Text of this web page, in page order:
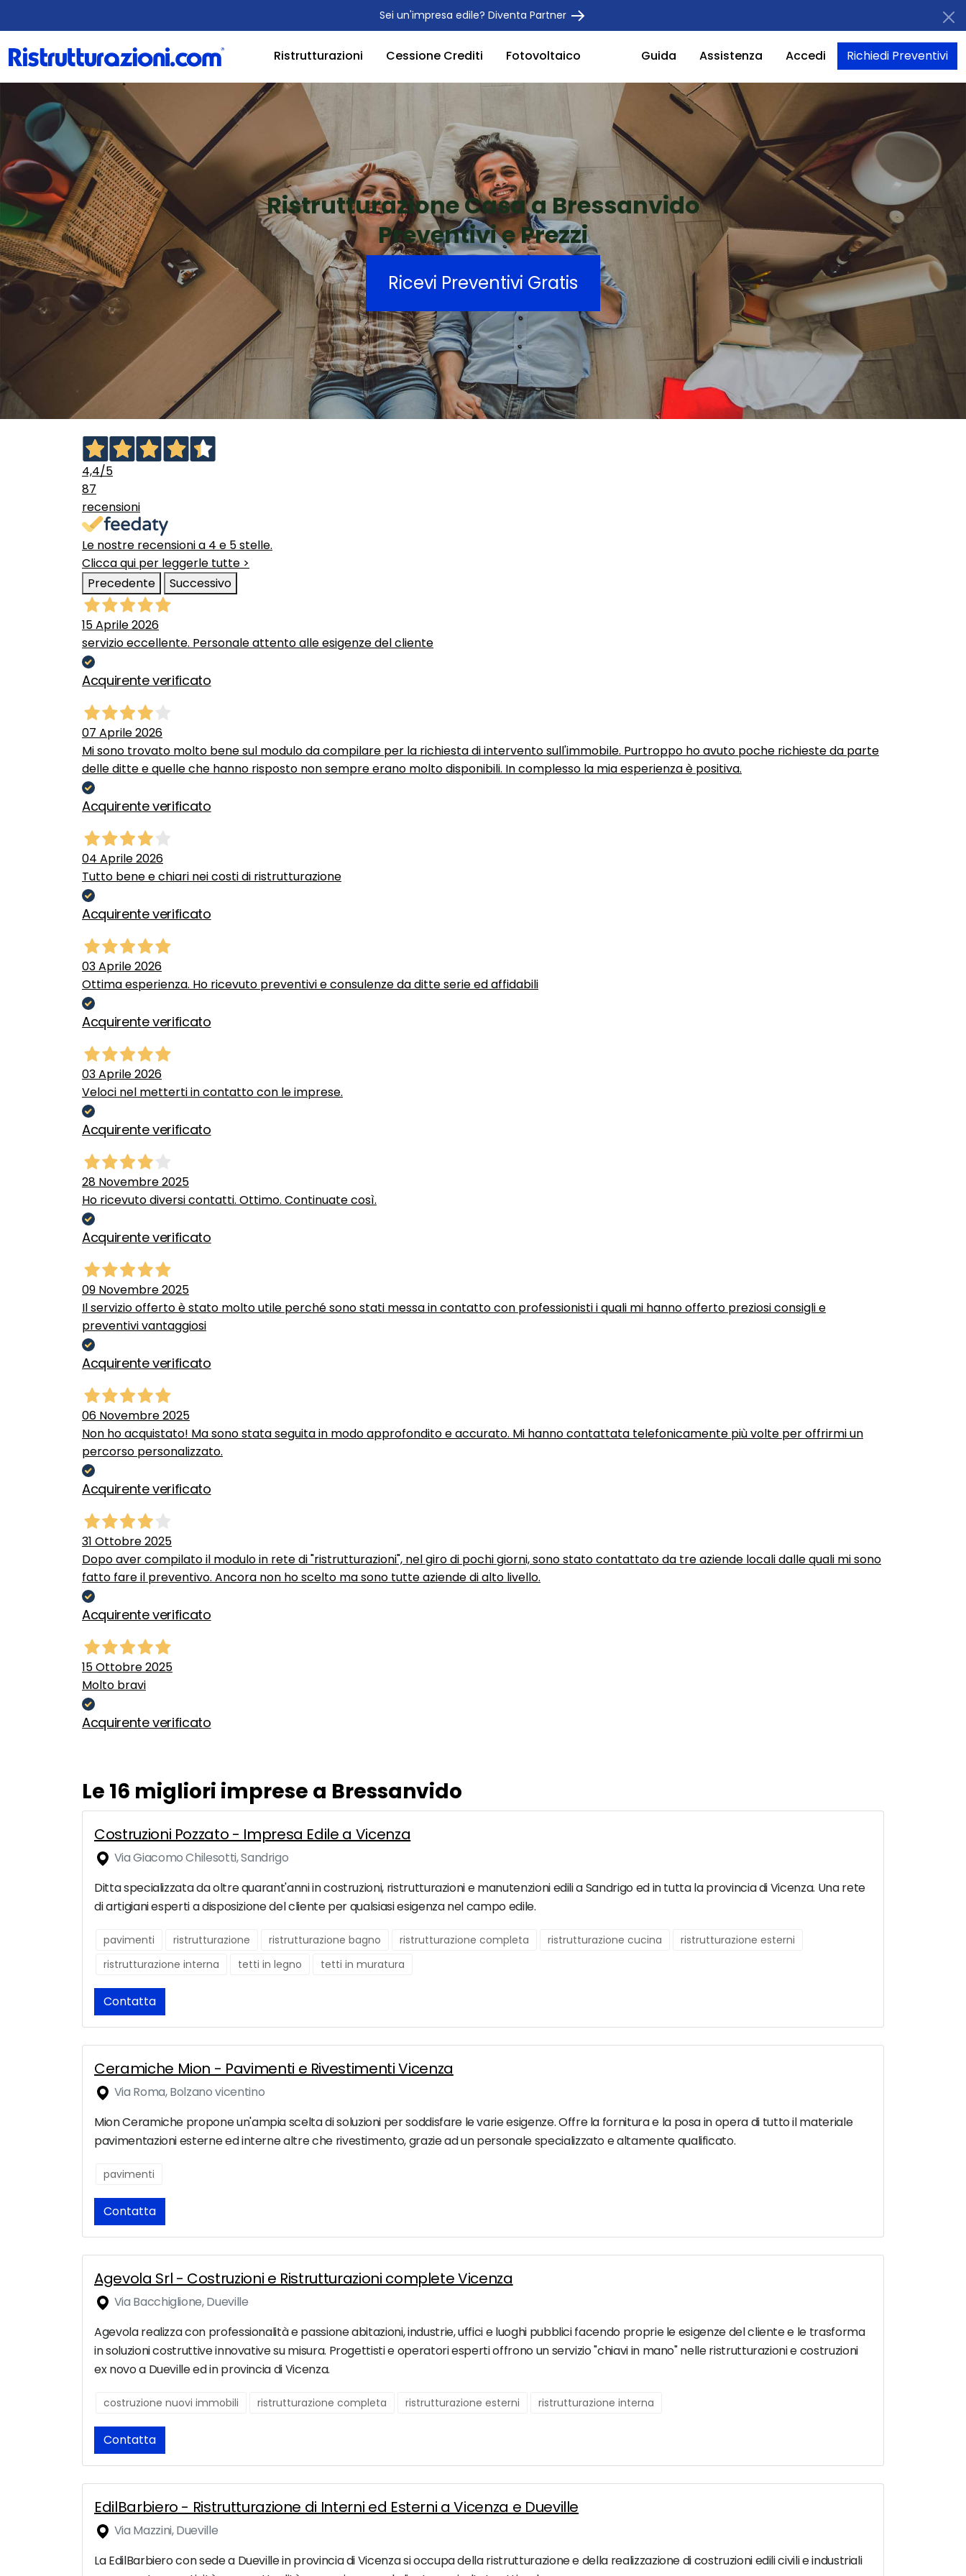
Sei un'impresa edile? Diventa Partner
Ristrutturazioni Cessione Crediti Fotovoltaico Guida Assistenza Accedi Richiedi Preventivi
Ristrutturazione Casa a Bressanvido
Preventivi e Prezzi
Ricevi Preventivi Gratis
4,4/5
87
recensioni
Le nostre recensioni a 4 e 5 stelle.
Clicca qui per leggerle tutte >
Precedente
Successivo
15 Aprile 2026
servizio eccellente. Personale attento alle esigenze del cliente
Acquirente verificato
07 Aprile 2026
Mi sono trovato molto bene sul modulo da compilare per la richiesta di intervento sull'immobile. Purtroppo ho avuto poche richieste da parte
delle ditte e quelle che hanno risposto non sempre erano molto disponibili. In complesso la mia esperienza è positiva.
Acquirente verificato
04 Aprile 2026
Tutto bene e chiari nei costi di ristrutturazione
Acquirente verificato
03 Aprile 2026
Ottima esperienza. Ho ricevuto preventivi e consulenze da ditte serie ed affidabili
Acquirente verificato
03 Aprile 2026
Veloci nel metterti in contatto con le imprese.
Acquirente verificato
28 Novembre 2025
Ho ricevuto diversi contatti. Ottimo. Continuate così.
Acquirente verificato
09 Novembre 2025
Il servizio offerto è stato molto utile perché sono stati messa in contatto con professionisti i quali mi hanno offerto preziosi consigli e
preventivi vantaggiosi
Acquirente verificato
06 Novembre 2025
Non ho acquistato! Ma sono stata seguita in modo approfondito e accurato. Mi hanno contattata telefonicamente più volte per offrirmi un
percorso personalizzato.
Acquirente verificato
31 Ottobre 2025
Dopo aver compilato il modulo in rete di "ristrutturazioni", nel giro di pochi giorni, sono stato contattato da tre aziende locali dalle quali mi sono
fatto fare il preventivo. Ancora non ho scelto ma sono tutte aziende di alto livello.
Acquirente verificato
15 Ottobre 2025
Molto bravi
Acquirente verificato
Le 16 migliori imprese a Bressanvido
Costruzioni Pozzato - Impresa Edile a Vicenza
Via Giacomo Chilesotti, Sandrigo
Ditta specializzata da oltre quarant'anni in costruzioni, ristrutturazioni e manutenzioni edili a Sandrigo ed in tutta la provincia di Vicenza. Una rete
di artigiani esperti a disposizione del cliente per qualsiasi esigenza nel campo edile.
pavimenti ristrutturazione ristrutturazione bagno ristrutturazione completa ristrutturazione cucina
ristrutturazione esterni
ristrutturazione interna
tetti in legno tetti in muratura
Contatta
Ceramiche Mion - Pavimenti e Rivestimenti Vicenza
Via Roma, Bolzano vicentino
Mion Ceramiche propone un'ampia scelta di soluzioni per soddisfare le varie esigenze. Offre la fornitura e la posa in opera di tutto il materiale
pavimentazioni esterne ed interne altre che rivestimento, grazie ad un personale specializzato e altamente qualificato.
pavimenti
Contatta
Agevola Srl - Costruzioni e Ristrutturazioni complete Vicenza
Via Bacchiglione, Dueville
Agevola realizza con professionalità e passione abitazioni, industrie, uffici e luoghi pubblici facendo proprie le esigenze del cliente e le trasforma
in soluzioni costruttive innovative su misura. Progettisti e operatori esperti offrono un servizio "chiavi in mano" nelle ristrutturazioni e costruzioni
ex novo a Dueville ed in provincia di Vicenza.
costruzione nuovi immobili ristrutturazione completa ristrutturazione esterni ristrutturazione interna
Contatta
EdilBarbiero - Ristrutturazione di Interni ed Esterni a Vicenza e Dueville
Via Mazzini, Dueville
La EdilBarbiero con sede a Dueville in provincia di Vicenza si occupa della ristrutturazione e della realizzazione di costruzioni edili civili e industriali